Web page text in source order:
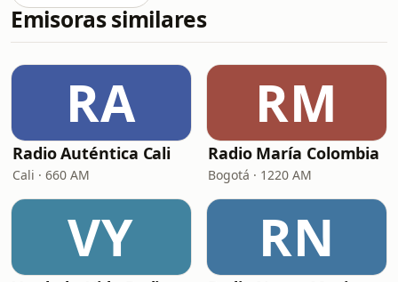
Emisoras similares
RA
Radio Auténtica Cali
Cali · 660 AM
RM
Radio María Colombia
Bogotá · 1220 AM
VY RN